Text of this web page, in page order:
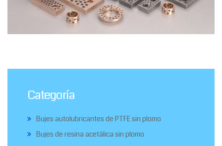
Categoría
Bujes autolubricantes de PTFE sin plomo
Bujes de resina acetálica sin plomo